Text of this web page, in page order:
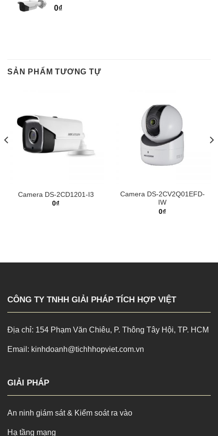
0₫
SẢN PHẨM TƯƠNG TỰ
Camera DS-2CD1201-I3
0₫
Camera DS-2CV2Q01EFD-
IW
0₫
CÔNG TY TNHH GIẢI PHÁP TÍCH HỢP VIỆT
Địa chỉ: 154 Phạm Văn Chiêu, P. Thông Tây Hội, TP. HCM
Email: kinhdoanh@tichhhopviet.com.vn
GIẢI PHÁP
An ninh giám sát & Kiểm soát ra vào
Hạ tầng mạng